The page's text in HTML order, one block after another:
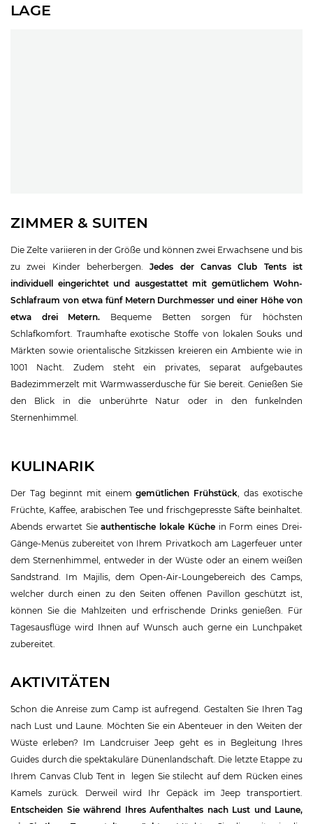
LAGE
ZIMMER & SUITEN
Die Zelte variieren in der Größe und können zwei Erwachsene und bis
zu zwei Kinder beherbergen.Jedes der Canvas Club Tents ist
individuell eingerichtet und ausgestattet mit gemütlichem Wohn-
Schlafraum von etwa fünf Metern Durchmesser und einer Höhe von
etwa drei Metern. Bequeme Betten sorgen für höchsten
Schlafkomfort. Traumhafte exotische Stoffe von lokalen Souks und
Märkten sowie orientalische Sitzkissen kreieren ein Ambiente wie in
1001 Nacht. Zudem steht ein privates, separat aufgebautes
Badezimmerzelt mit Warmwasserdusche für Sie bereit. Genießen Sie
den Blick in die unberührte Natur oder in den funkelnden
Sternenhimmel.
KULINARIK
Der Tag beginnt mit einemgemütlichen Frühstück , das exotische
Früchte, Kaffee, arabischen Tee und frischgepresste Säfte beinhaltet.
Abends erwartet Sieauthentische lokale Küche in Form eines Drei-
Gänge-Menüs zubereitet von Ihrem Privatkoch am Lagerfeuer unter
dem Sternenhimmel, entweder in der Wüste oder an einem weißen
Sandstrand. Im Majilis, dem Open-Air-Loungebereich des Camps,
welcher durch einen zu den Seiten offenen Pavillon geschützt ist,
können Sie die Mahlzeiten und erfrischende Drinks genießen. Für
Tagesausflüge wird Ihnen auf Wunsch auch gerne ein Lunchpaket
zubereitet.
AKTIVITÄTEN
Schon die Anreise zum Camp ist aufregend. Gestalten Sie Ihren Tag
nach Lust und Laune. Möchten Sie ein Abenteuer in den Weiten der
Wüste erleben? Im Landcruiser Jeep geht es in Begleitung Ihres
Guides durch die spektakuläre Dünenlandschaft. Die letzte Etappe zu
Ihrem Canvas Club Tent in legen Sie stilecht auf dem Rücken eines
Kamels zurück. Derweil wird Ihr Gepäck im Jeep transportiert.
Entscheiden Sie während Ihres Aufenthaltes nach Lust und Laune,